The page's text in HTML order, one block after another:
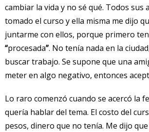
cambiar la vida y no sé qué. Todos sus
tomado el curso y ella misma me dijo
juntarme con ellos, porque primero
“procesada”. No tenía nada en la
buscar trabajo. Se supone que una
meter en algo negativo, entonces
Lo raro comenzó cuando se acercó la
quería hablar del tema. El costo del
pesos, dinero que no tenía. Me dijo